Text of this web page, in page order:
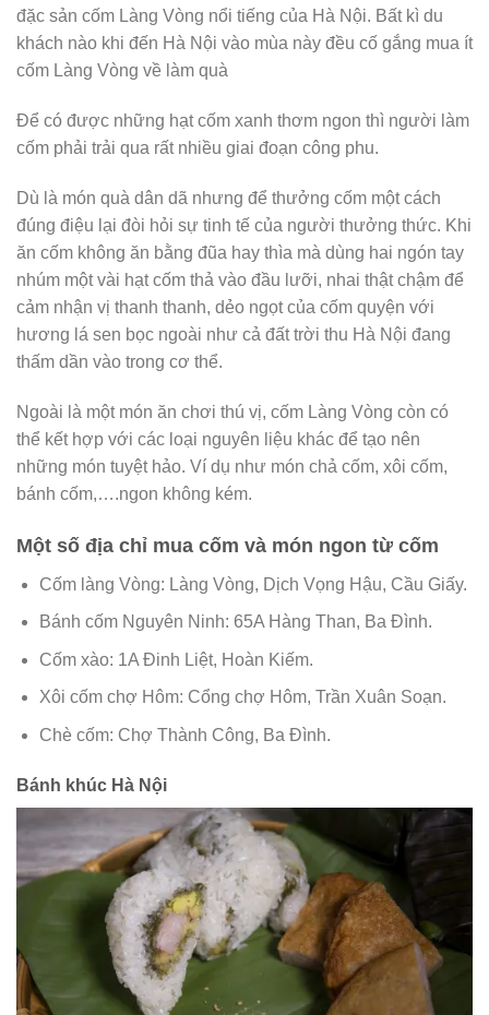
đặc sản cốm Làng Vòng nổi tiếng của Hà Nội. Bất kì du
khách nào khi đến Hà Nội vào mùa này đều cố gắng mua ít
cốm Làng Vòng về làm quà
Để có được những hạt cốm xanh thơm ngon thì người làm
cốm phải trải qua rất nhiều giai đoạn công phu.
Dù là món quà dân dã nhưng để thưởng cốm một cách
đúng điệu lại đòi hỏi sự tinh tế của người thưởng thức. Khi
ăn cốm không ăn bằng đũa hay thìa mà dùng hai ngón tay
nhúm một vài hạt cốm thả vào đầu lưỡi, nhai thật chậm để
cảm nhận vị thanh thanh, dẻo ngọt của cốm quyện với
hương lá sen bọc ngoài như cả đất trời thu Hà Nội đang
thấm dần vào trong cơ thể.
Ngoài là một món ăn chơi thú vị, cốm Làng Vòng còn có
thể kết hợp với các loại nguyên liệu khác để tạo nên
những món tuyệt hảo. Ví dụ như món chả cốm, xôi cốm,
bánh cốm,….ngon không kém.
Một số địa chỉ mua cốm và món ngon từ cốm
Cốm làng Vòng: Làng Vòng, Dịch Vọng Hậu, Cầu Giấy.
Bánh cốm Nguyên Ninh: 65A Hàng Than, Ba Đình.
Cốm xào: 1A Đinh Liệt, Hoàn Kiếm.
Xôi cốm chợ Hôm: Cổng chợ Hôm, Trần Xuân Soạn.
Chè cốm: Chợ Thành Công, Ba Đình.
Bánh khúc Hà Nội